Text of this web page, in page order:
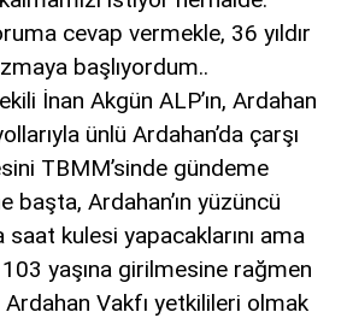
cevap vermekle, 36 yıldır
başlıyordum..
İnan Akgün ALP’ın, Ardahan
ünlü Ardahan’da çarşı
TBMM’sinde gündeme
başta, Ardahan’ın yüzüncü
saat kulesi yapacaklarını ama
yaşına girilmesine rağmen
Vakfı yetkilileri olmak